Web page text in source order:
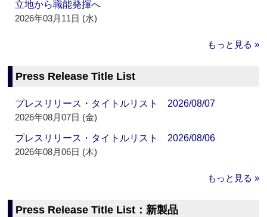
立地から職能発揮へ
2026年03月11日 (水)
もっと見る »
Press Release Title List
プレスリリース・タイトルリスト 2026/08/07
2026年08月07日 (金)
プレスリリース・タイトルリスト 2026/08/06
2026年08月06日 (木)
もっと見る »
Press Release Title List：新製品